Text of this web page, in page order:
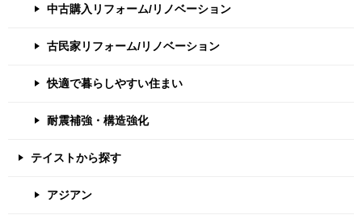
中古購入リフォーム/リノベーション
古民家リフォーム/リノベーション
快適で暮らしやすい住まい
耐震補強・構造強化
テイストから探す
アジアン